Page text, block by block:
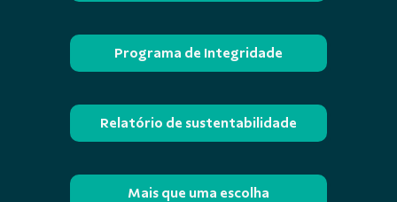
Programa de Integridade
Relatório de sustentabilidade
Mais que uma escolha